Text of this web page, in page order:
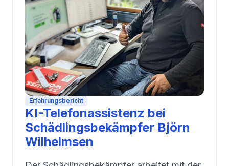
Erfahrungsbericht
KI-Telefonassistenz bei
Schädlingsbekämpfer Björn
Wilhelmsen